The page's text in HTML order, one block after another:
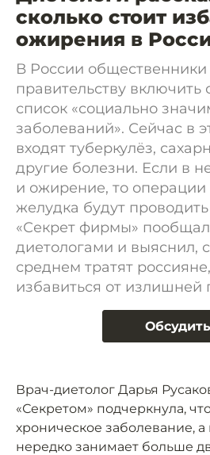
сколько стоит
ожирения в
В России
правительству
список «социально
заболеваний». Сейчас в
входят туберкулёз,
другие болезни. Если в
и ожирение, то
желудка будут
«Секрет фирмы»
диетологами и выяснил,
среднем тратят
избавиться от излишней
Обсудить
Врач-диетолог Дарья
«Секретом» подчеркнула,
хроническое заболевание,
нередко занимает больше